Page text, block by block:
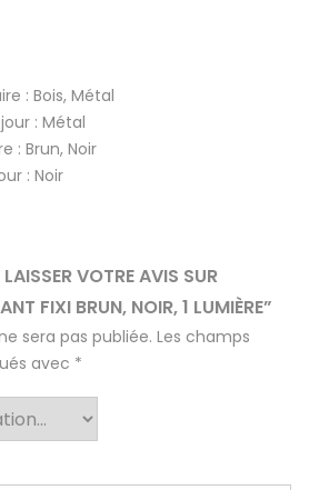
: Bois, Métal
: Métal
: Brun, Noir
: Noir
VOTRE AVIS SUR
FIXI BRUN, NOIR, 1 LUMIÈRE”
sera pas publiée. Les champs
avec *